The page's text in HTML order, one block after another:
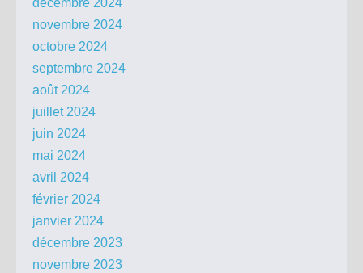
décembre 2024
novembre 2024
octobre 2024
septembre 2024
août 2024
juillet 2024
juin 2024
mai 2024
avril 2024
février 2024
janvier 2024
décembre 2023
novembre 2023